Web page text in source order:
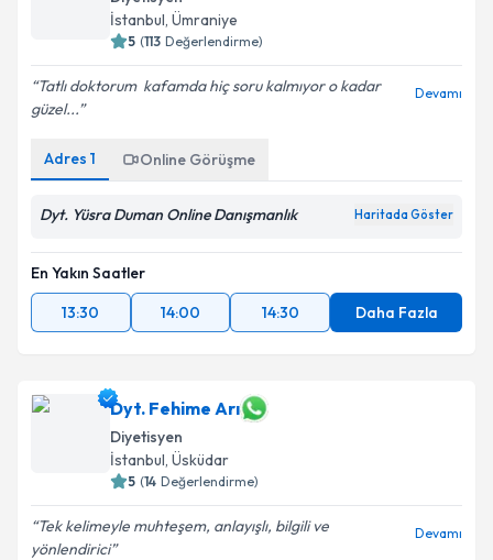
Kişisel verilerimin işlenmesine ilişkinAydınlatma
Takvim Talebini Gönder
İstanbul, Ümraniye
5 (113 Değerlendirme)
Tatlı doktorum ️ kafamda hiç soru kalmıyor o kadar
güzel...
Devamı
Adres 1 Online Görüşme
Dyt. Yüsra Duman Online Danışmanlık Haritada Göster
En Yakın Saatler
13:30
14:00 14:30 Daha Fazla
Dyt. Fehime Arı
Diyetisyen
İstanbul, Üsküdar
5 (14 Değerlendirme)
Tek kelimeyle muhteşem, anlayışlı, bilgili ve
yönlendirici
Devamı